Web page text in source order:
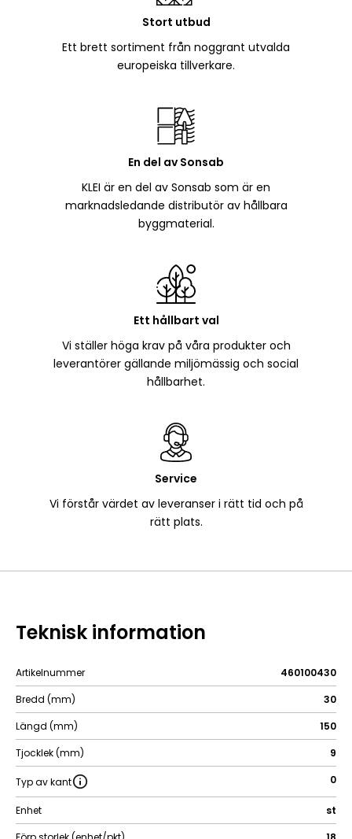
Stort utbud
Ett brett sortiment från noggrant utvalda
europeiska tillverkare.
En del av Sonsab
KLEI är en del av Sonsab som är en
marknadsledande distributör av hållbara
byggmaterial.
Ett hållbart val
Vi ställer höga krav på våra produkter och
leverantörer gällande miljömässig och social
hållbarhet.
Service
Vi förstår värdet av leveranser i rätt tid och på
rätt plats.
Teknisk information
Artikelnummer
460100430
Bredd (mm)
30
Längd (mm)
150
Tjocklek (mm)
9
Typ av kant 0
Enhet
st